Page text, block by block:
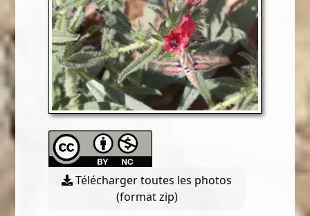
Télécharger toutes les photos
(format zip)